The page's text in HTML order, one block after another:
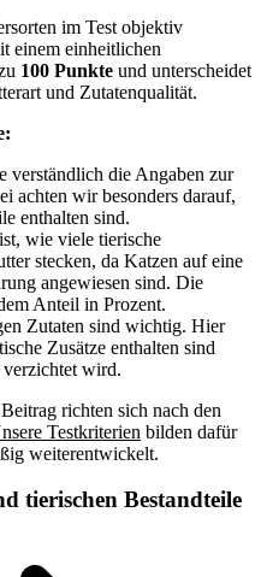
im Test objektiv
einem einheitlichen
100 Punkte und unterscheidet
und Zutatenqualität.
verständlich die Angaben zur
achten wir besonders darauf,
enthalten sind.
wie viele tierische
stecken, da Katzen auf eine
angewiesen sind. Die
Anteil in Prozent.
Zutaten sind wichtig. Hier
Zusätze enthalten sind
wird.
richten sich nach den
Testkriterien bilden dafür
weiterentwickelt.
tierischen Bestandteile